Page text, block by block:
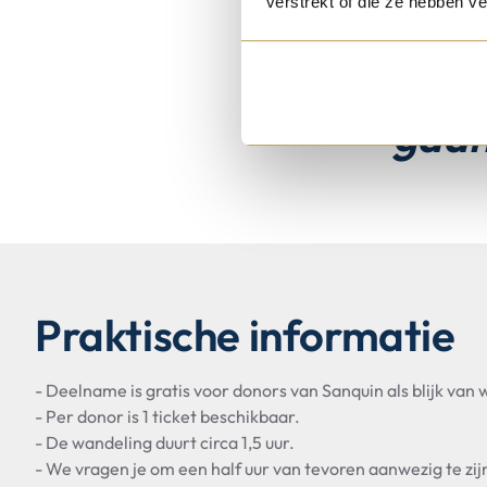
We
Praktische informatie
- Deelname is gratis voor donors van Sanquin als blijk van
- Per donor is 1 ticket beschikbaar.
- De wandeling duurt circa 1,5 uur.
- We vragen je om een half uur van tevoren aanwezig te